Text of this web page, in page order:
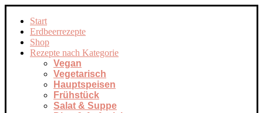
Start
Erdbeerrezepte
Shop
Rezepte nach Kategorie
Vegan
Vegetarisch
Hauptspeisen
Frühstück
Salat & Suppe